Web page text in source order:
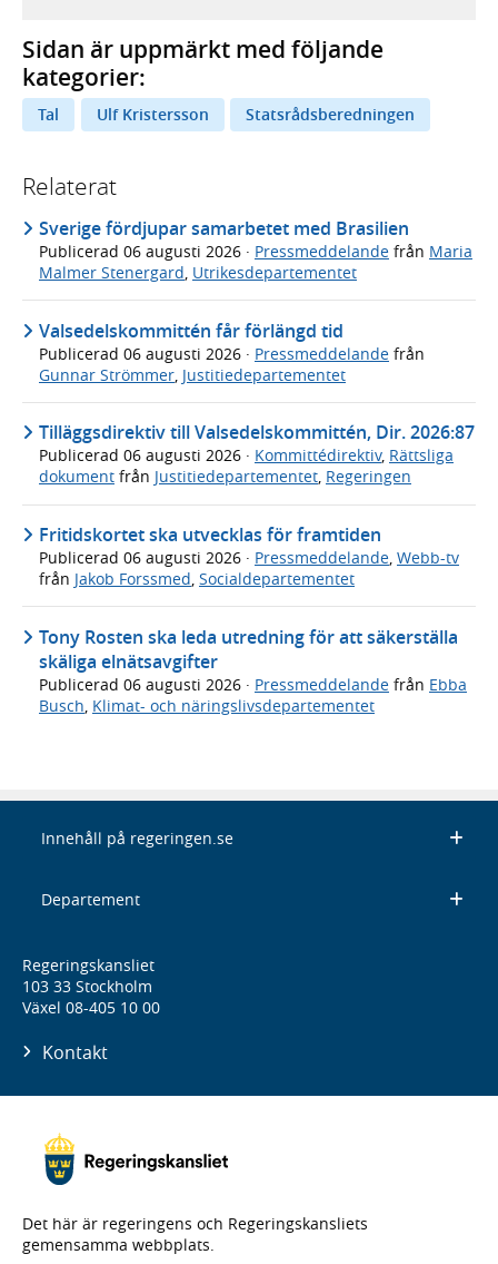
Sidan är uppmärkt med följande
kategorier:
Tal Ulf Kristersson Statsrådsberedningen
Relaterat
Sverige fördjupar samarbetet med Brasilien
Publicerad 06 augusti 2026 · Pressmeddelande från Maria
Malmer Stenergard, Utrikesdepartementet
Valsedelskommittén får förlängd tid
Publicerad 06 augusti 2026 · Pressmeddelande från
Gunnar Strömmer Justitiedepartementet
Tilläggsdirektiv till Valsedelskommittén, Dir. 2026:87
Publicerad 06 augusti 2026 · Kommittédirektiv, Rättsliga
dokument från Justitiedepartementet, Regeringen
Fritidskortet ska utvecklas för framtiden
Publicerad 06 augusti 2026 · Pressmeddelande, Webb-tv
från Jakob Forssmed, Socialdepartementet
Tony Rosten ska leda utredning för att säkerställa
skäliga elnätsavgifter
Publicerad 06 augusti 2026 · Pressmeddelande från Ebba
Busch Klimat- och näringslivsdepartementet
Innehåll på regeringen.se
Departement
Regeringskansliet
103 33 Stockholm
Växel 08-405 10 00
Kontakt
Det här är regeringens och Regeringskansliets
gemensamma webbplats.